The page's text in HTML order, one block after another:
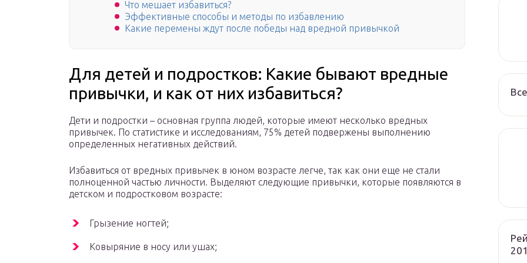
Что мешает избавиться?
Эффективные способы и методы по избавлению
Какие перемены ждут после победы над вредной привычкой
Для детей и подростков: Какие бывают вредные
привычки, и как от них избавиться?
Дети и подростки – основная группа людей, которые имеют несколько вредных
привычек. По статистике и исследованиям, 75% детей подвержены выполнению
определенных негативных действий.
Избавиться от вредных привычек в юном возрасте легче, так как они еще не стали
полноценной частью личности. Выделяют следующие привычки, которые появляются в
детском и подростковом возрасте:
Грызение ногтей;
Ковыряние в носу или ушах;